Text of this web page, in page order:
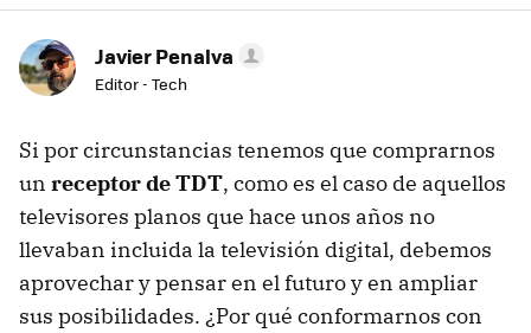
Javier Penalva
Editor - Tech
Si por circunstancias tenemos que comprarnos
un receptor de TDT, como es el caso de aquellos
televisores planos que hace unos años no
llevaban incluida la televisión digital, debemos
aprovechar y pensar en el futuro y en ampliar
sus posibilidades. ¿Por qué conformarnos con